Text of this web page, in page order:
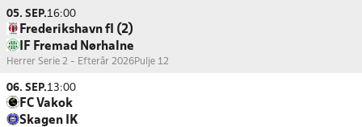
05. SEP.16:00
Frederikshavn fI (2)
IF Fremad Nørhalne
Herrer Serie 2 - Efterår 2026Pulje 12
06. SEP.13:00
FC Vakok
Skagen IK